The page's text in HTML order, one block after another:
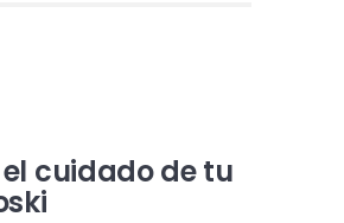
cuidado de tu